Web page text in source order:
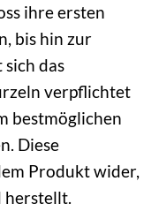
ihre ersten
bis hin zur
das
verpflichtet
bestmöglichen
Diese
Produkt wider,
herstellt.